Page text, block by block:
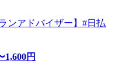
ンアドバイザー】#日払
1,600円